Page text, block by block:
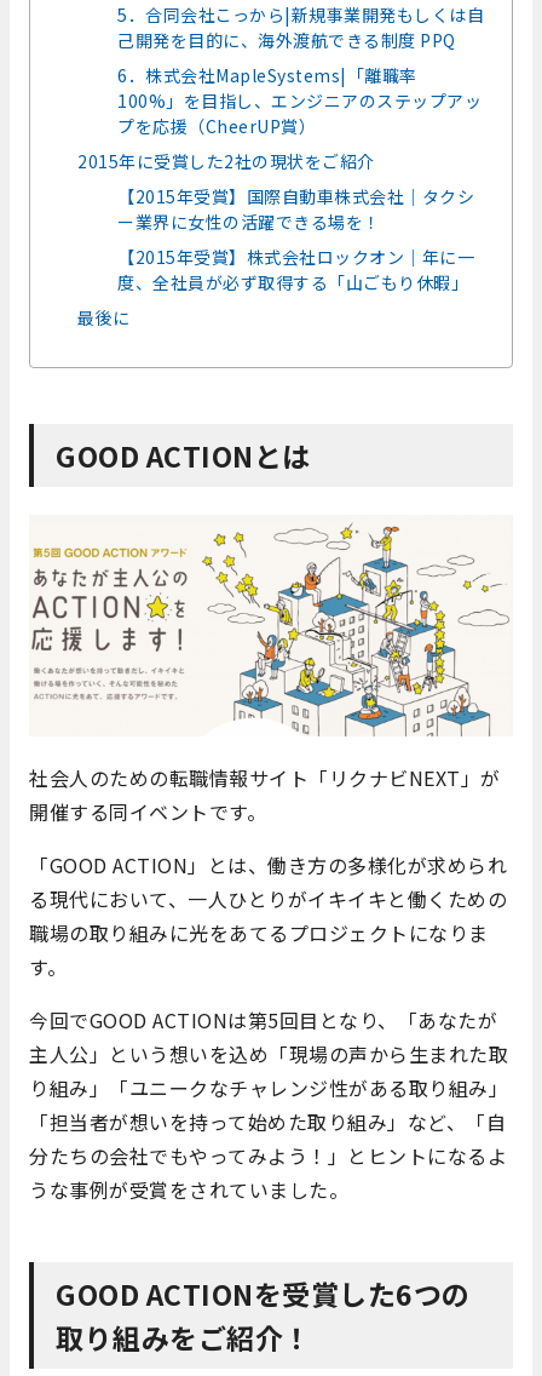
5．合同会社こっから|新規事業開発もしくは自
己開発を目的に、海外渡航できる制度 PPQ
6．株式会社MapleSystems|「離職率
100%」を目指し、エンジニアのステップアッ
プを応援（CheerUP賞）
2015年に受賞した2社の現状をご紹介
【2015年受賞】国際自動車株式会社｜タクシ
ー業界に女性の活躍できる場を！
【2015年受賞】株式会社ロックオン｜年に一
度、全社員が必ず取得する「山ごもり休暇」
最後に
GOOD ACTIONとは
社会人のための転職情報サイト「リクナビNEXT」が
開催する同イベントです。
「GOOD ACTION」とは、働き方の多様化が求められ
る現代において、一人ひとりがイキイキと働くための
職場の取り組みに光をあてるプロジェクトになりま
す。
今回でGOOD ACTIONは第5回目となり、「あなたが
主人公」という想いを込め「現場の声から生まれた取
り組み」「ユニークなチャレンジ性がある取り組み」
「担当者が想いを持って始めた取り組み」など、「自
分たちの会社でもやってみよう！」とヒントになるよ
うな事例が受賞をされていました。
GOOD ACTIONを受賞した6つの
取り組みをご紹介！